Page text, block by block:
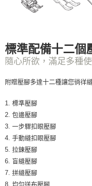
標準配備十二個
隨心所欲，滿足多種
附贈壓腳多達十二種讓您徜徉
1. 標準壓腳
2. 包邊壓腳
3. 一步驟扣眼壓腳
4. 手動縫扣眼壓腳
5. 拉鍊壓腳
6. 盲縫壓腳
7. 拼縫壓腳
8. 均勻送布壓腳